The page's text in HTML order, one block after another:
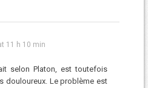
11 h 10 min
selon Platon, est toutefois
douloureux. Le problème est